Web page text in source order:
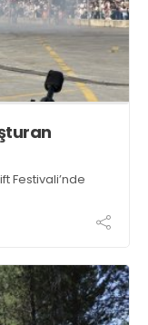
Festivali’nde